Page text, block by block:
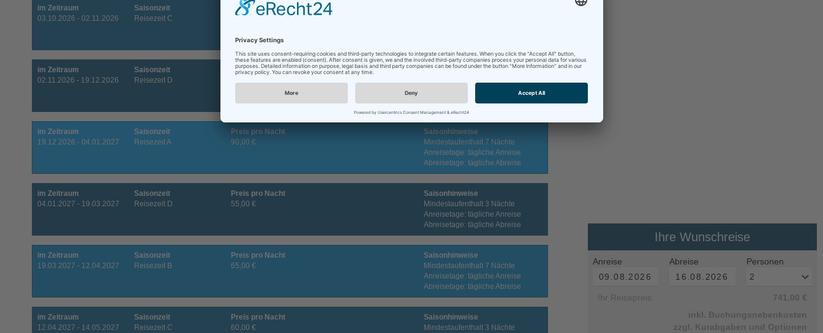
Ihre Wunschreise
Anreise Abreise Personen
Ihr Reisepreis:
741,00 €
inkl. Buchungsnebenkosten
zzgl. Kurabgaben und Optionen
im Zeitraum
03.10.2026 - 02.11.2026
Saisonzeit
Reisezeit C
Preis pro Nacht
im Zeitraum
02.11.2026 - 19.12.2026
Saisonzeit
Reisezeit D
Preis pro Nacht
Saisonhinweise
Anreisetage: tägliche Anreise
Abreisetage: tägliche Abreise
im Zeitraum
19.12.2026 - 04.01.2027
Saisonzeit
Reisezeit A
Preis pro Nacht
90,00 €
Saisonhinweise
Mindestaufenthalt 7 Nächte
Anreisetage: tägliche Anreise
Abreisetage: tägliche Abreise
im Zeitraum
04.01.2027 - 19.03.2027
Saisonzeit
Reisezeit D
Preis pro Nacht
55,00 €
Saisonhinweise
Mindestaufenthalt 3 Nächte
Anreisetage: tägliche Anreise
Abreisetage: tägliche Abreise
im Zeitraum
19.03.2027 - 12.04.2027
Saisonzeit
Reisezeit B
Preis pro Nacht
65,00 €
Saisonhinweise
Mindestaufenthalt 7 Nächte
Anreisetage: tägliche Anreise
Abreisetage: tägliche Abreise
im Zeitraum
12.04.2027 - 14.05.2027
Saisonzeit
Reisezeit C
Preis pro Nacht
60,00 €
Saisonhinweise
Mindestaufenthalt 3 Nächte